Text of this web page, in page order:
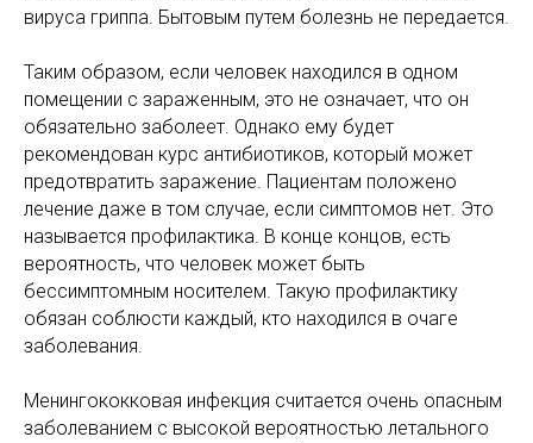
вируса гриппа. Бытовым путем болезнь не передается.
Таким образом, если человек находился в одном
помещении с зараженным, это не означает, что он
обязательно заболеет. Однако ему будет
рекомендован курс антибиотиков, который может
предотвратить заражение. Пациентам положено
лечение даже в том случае, если симптомов нет. Это
называется профилактика. В конце концов, есть
вероятность, что человек может быть
бессимптомным носителем. Такую профилактику
обязан соблюсти каждый, кто находился в очаге
заболевания.
Менингококковая инфекция считается очень опасным
заболеванием с высокой вероятностью летального